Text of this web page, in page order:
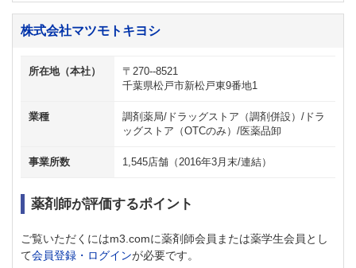
株式会社マツモトキヨシ
所在地（本社）
〒270--8521
千葉県松戸市新松戸東9番地1
業種
調剤薬局/ドラッグストア（調剤併設）/ドラ
ッグストア（OTCのみ）/医薬品卸
事業所数 1,545店舗（2016年3月末/連結）
薬剤師が評価するポイント
ご覧いただくにはm3.comに薬剤師会員または薬学生会員とし
て会員登録・ログインが必要です。